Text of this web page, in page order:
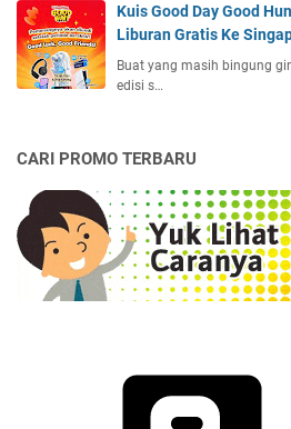
Kuis Good Day Good
Liburan Gratis Ke
Buat yang masih bingung
edisi s…
CARI PROMO TERBARU